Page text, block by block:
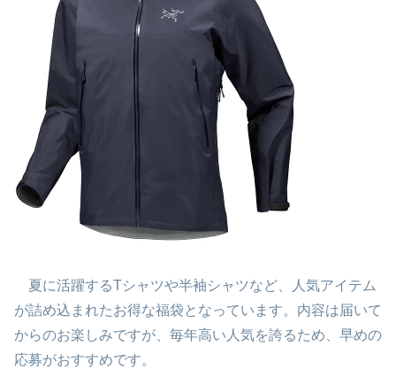
夏に活躍するTシャツや半袖シャツなど、人気アイテム
が詰め込まれたお得な福袋となっています。内容は届いて
からのお楽しみですが、毎年高い人気を誇るため、早めの
応募がおすすめです。